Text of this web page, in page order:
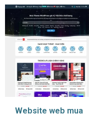
Website web mua